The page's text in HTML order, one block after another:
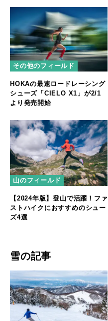
その他のフィールド
HOKAの最速ロードレーシング
シューズ「CIELO X1」が2/1
より発売開始
山のフィールド
【2024年版】登山で活躍！ファ
ストハイクにおすすめのシュー
ズ4選
雪の記事